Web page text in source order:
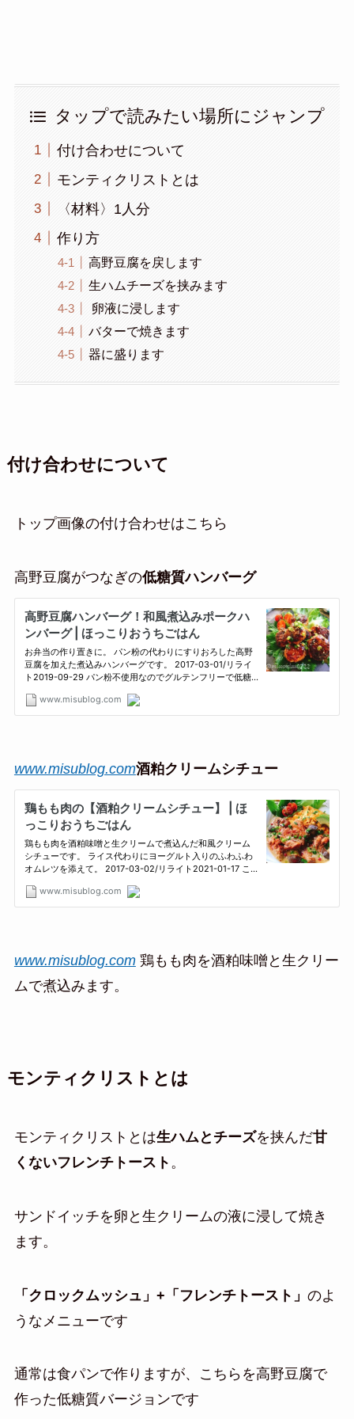
タップで読みたい場所にジャンプ
付け合わせについて
モンティクリストとは
〈材料〉1人分
作り方
高野豆腐を戻します
生ハムチーズを挟みます
卵液に浸します
バターで焼きます
器に盛ります
付け合わせについて
トップ画像の付け合わせはこちら
高野豆腐がつなぎの低糖質ハンバーグ
www.misublog.com酒粕クリームシチュー
www.misublog.com 鶏もも肉を酒粕味噌と生クリー
ムで煮込みます。
モンティクリストとは
モンティクリストとは生ハムとチーズを挟んだ甘
くないフレンチトースト 。
サンドイッチを卵と生クリームの液に浸して焼き
ます。
「クロックムッシュ」+「フレンチトースト」 のよ
うなメニューです
通常は食パンで作りますが、こちらを高野豆腐で
作った低糖質バージョンです